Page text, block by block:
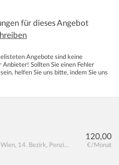
für dieses Angebot
Angebote sind keine
Anbieter! Sollten Sie einen Fehler
helfen Sie uns bitte, indem Sie uns
120,00
€/Monat
Wien, 14. Bezirk, Penzing